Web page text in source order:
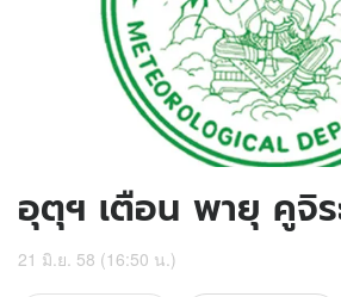
อุตุฯ เตือน พายุ คูจิ
21 มิ.ย. 58 (16:50 น.)